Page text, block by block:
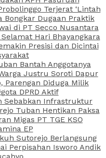
Terjerat ‘Lintah
Bongkar Dugaan Praktik
di PT Secco Nusantara
Hari Bhayangkara
Presisi dan Dicintai
Bantah Anggotanya
Justru Soroti Dapur
Parengan Diduga Milik
DPRD Aktif
Sebabkan Infrastruktur
Tuban Hentikan Paksa
Migas PT TGE KSO
EP
Sutorejo Berlangsung
Perpisahan Isworo Andik